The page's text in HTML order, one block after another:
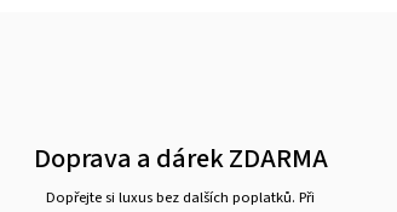
Doprava a dárek ZDARMA
Dopřejte si luxus bez dalších poplatků. Při